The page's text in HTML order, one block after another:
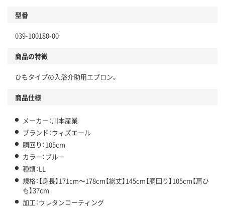
型番
039-100180-00
商品の特徴
ひもタイプの入浴介助用エプロン。
商品仕様
メーカー：川本産業
ブランド：ウィズエール
胴回り：105cm
カラー：ブルー
種類：LL
規格：【身長】171cm～178cm【総丈】145cm【胴回り】105cm【肩ひ
も】37cm
加工：ウレタンコーティング